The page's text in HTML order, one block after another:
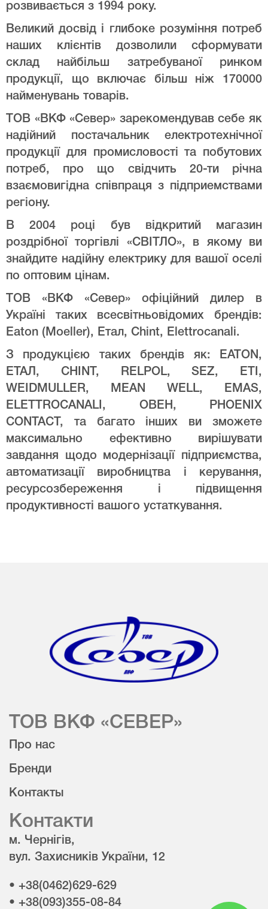
розвивається з 1994 року.
Великий досвід і глибоке розуміння потреб
наших клієнтів дозволили сформувати
склад найбільш затребуваної ринком
продукції, що включає більш ніж 170000
найменувань товарів.
ТОВ «ВКФ «Север» зарекомендував себе як
надійний постачальник електротехнічної
продукції для промисловості та побутових
потреб, про що свідчить 20-ти річна
взаємовигідна співпраця з підприемствами
регіону.
В 2004 році був відкритий магазин
роздрібної торгівлі «СВІТЛО», в якому ви
знайдите надійну електрику для вашої оселі
по оптовим цінам.
ТОВ «ВКФ «Север» офіційний дилер в
Україні таких всесвітньовідомих брендів:
Eaton (Moeller), Етал, Chint, Elettrocanali.
З продукцією таких брендів як: EATON,
ЕТАЛ, CHINT, RELPOL, SEZ, ETI,
WEIDMULLER, MEAN WELL, EMAS,
ELETTROCANALI, ОВЕН, PHOENIX
CONTACT, та багато інших ви зможете
максимально ефективно вирішувати
завдання щодо модернізації підприємства,
автоматизації виробництва і керування,
ресурсозбереження і підвищення
продуктивності вашого устаткування.
ТОВ ВКФ «СЕВЕР»
Про нас
Бренди
Контакты
Контакти
м. Чернігів,
вул. Захисників України, 12
• +38(0462)629-629
• +38(093)355-08-84